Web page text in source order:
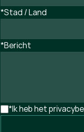
*Stad / Land
*Bericht
*Ik heb het